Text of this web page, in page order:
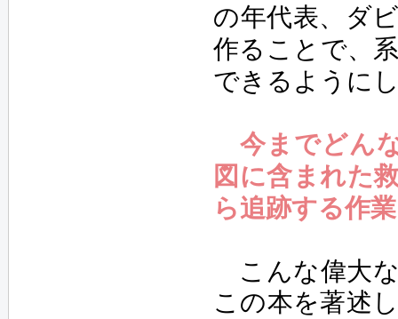
の年代表、ダ
作ることで、
できるように
今までどん
図に含まれた
ら追跡する作
こんな偉大
この本を著述